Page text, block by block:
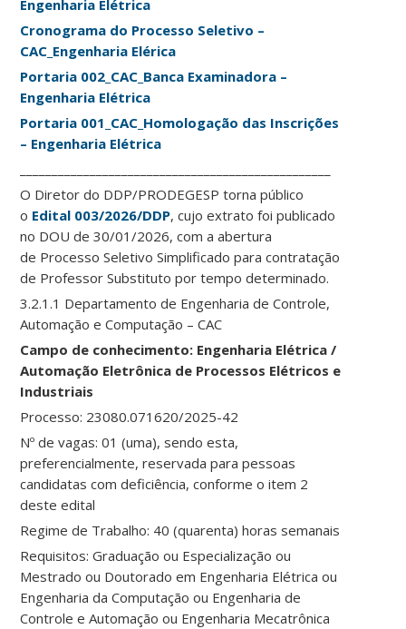
Engenharia Elétrica
Cronograma do Processo Seletivo –
CAC_Engenharia Elérica
Portaria 002_CAC_Banca Examinadora –
Engenharia Elétrica
Portaria 001_CAC_Homologação das Inscrições
– Engenharia Elétrica
O Diretor do DDP/PRODEGESP torna público
o Edital 003/2026/DDP, cujo extrato foi publicado
no DOU de 30/01/2026, com a abertura
de Processo Seletivo Simplificado para contratação
de Professor Substituto por tempo determinado.
3.2.1.1 Departamento de Engenharia de Controle,
Automação e Computação – CAC
Campo de conhecimento: Engenharia Elétrica /
Automação Eletrônica de Processos Elétricos e
Industriais
Processo: 23080.071620/2025-42
Nº de vagas: 01 (uma), sendo esta,
preferencialmente, reservada para pessoas
candidatas com deficiência, conforme o item 2
deste edital
Regime de Trabalho: 40 (quarenta) horas semanais
Requisitos: Graduação ou Especialização ou
Mestrado ou Doutorado em Engenharia Elétrica ou
Engenharia da Computação ou Engenharia de
Controle e Automação ou Engenharia Mecatrônica